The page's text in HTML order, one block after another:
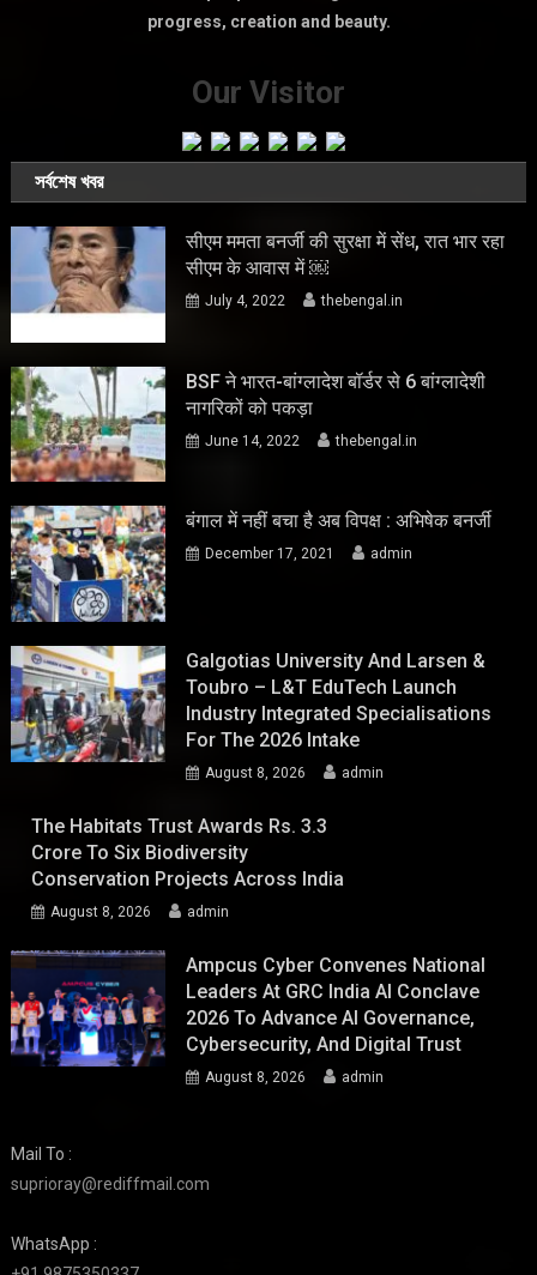
progress, creation and beauty.
Our Visitor
সর্বশেষ খবর
सीएम ममता बनर्जी की सुरक्षा में सेंध, रात भार रहा
सीएम के आवास में ￼
July 4, 2022 thebengal.in
BSF ने भारत-बांग्लादेश बॉर्डर से 6 बांग्लादेशी
नागरिकों को पकड़ा
June 14, 2022 thebengal.in
बंगाल में नहीं बचा है अब विपक्ष : अभिषेक बनर्जी
December 17, 2021 admin
Galgotias University And Larsen &
Toubro – L&T EduTech Launch
Industry Integrated Specialisations
For The 2026 Intake
August 8, 2026 admin
The Habitats Trust Awards Rs. 3.3
Crore To Six Biodiversity
Conservation Projects Across India
August 8, 2026 admin
Ampcus Cyber Convenes National
Leaders At GRC India AI Conclave
2026 To Advance AI Governance,
Cybersecurity, And Digital Trust
August 8, 2026 admin
Mail To :
suprioray@rediffmail.com
WhatsApp :